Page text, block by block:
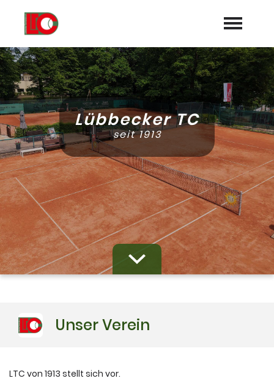
Startseite
Aktuelles
Termine
Mannschaften
Turniere/Meisterschaften
Trainer
Sponsoren
Galerie
Vorstand
Lübbecker TC
seit 1913
Unser Verein
LTC von 1913 stellt sich vor.